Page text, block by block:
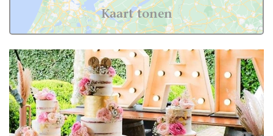
Kaart tonen